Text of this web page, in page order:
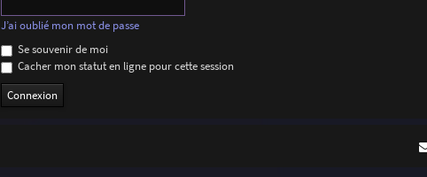
J’ai oublié mon mot de passe
Se souvenir de moi
Cacher mon statut en ligne pour cette session